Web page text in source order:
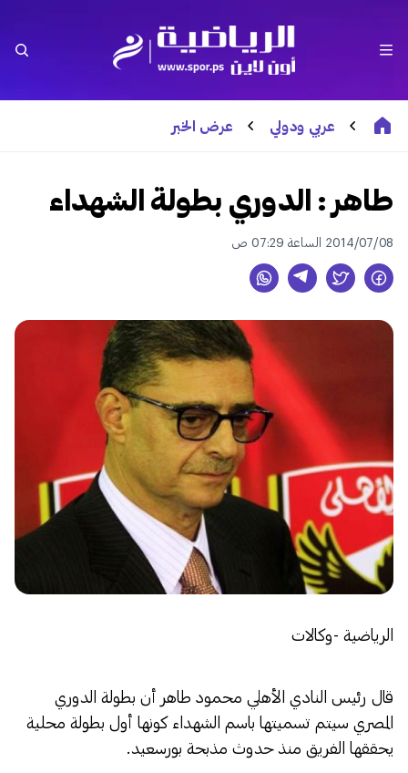
عربي ودولي عرض الخبر
طاهر : الدوري بطولة الشهداء
2014/07/08 الساعة 07:29 ص
الرياضية -وكالات
قال رئيس النادي الأهلي محمود طاهر أن بطولة الدوري
المصري سيتم تسميتها باسم الشهداء كونها أول بطولة محلية
يحققها الفريق منذ حدوث مذبحة بورسعيد.